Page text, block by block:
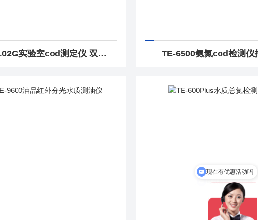
TE-5102G实验室cod测定仪 双参数水质测定仪 TE-6500氨氮cod检测仪
可以检测哪些指标